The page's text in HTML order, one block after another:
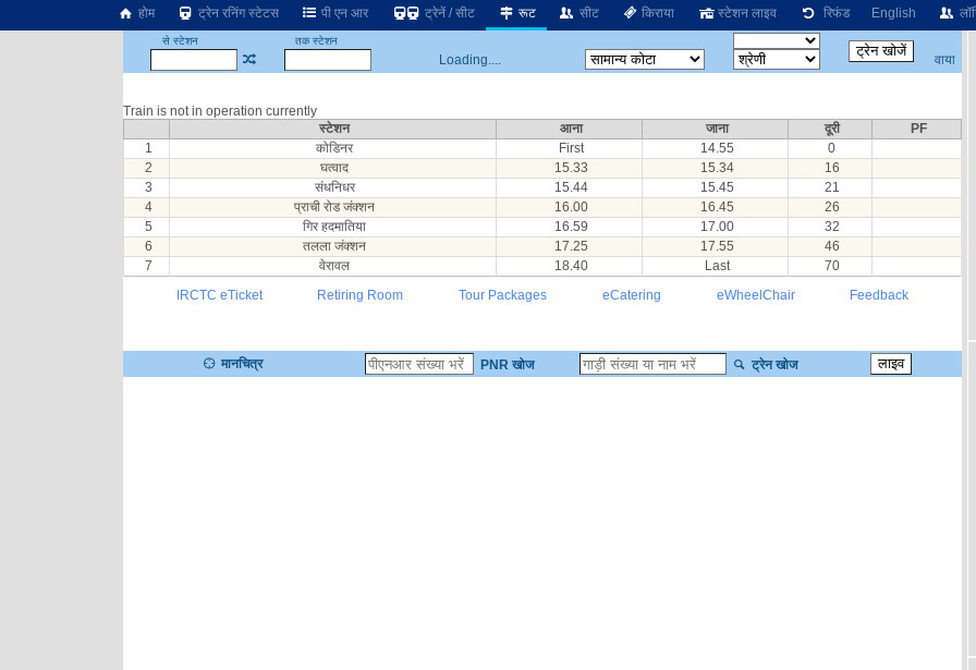
होम ट्रेन रनिंग स्टेटस पी एन आर ट्रेनें / सीट रूट सीट किराया स्टेशन लाइव रिफंड English
से स्टेशन तक स्टेशन
Loading.... वाया
Train is not in operation currently
स्टेशन
आना जाना दूरी
PF
1
कोडिनर First 14.55
0
2
घत्वाद 15.33 15.34
16
3
संधनिधर 15.44 15.45
21
4
प्राची रोड जंक्शन 16.00 16.45
26
5
गिर हदमातिया 16.59 17.00
32
6
तलला जंक्शन 17.25 17.55
46
7
वेरावल 18.40 Last
70
IRCTC eTicket
Retiring Room Tour Packages eCatering eWheelChair Feedback
मानचित्र PNR खोज ट्रेन खोज